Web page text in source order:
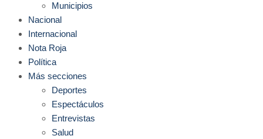
Municipios
Nacional
Internacional
Nota Roja
Política
Más secciones
Deportes
Espectáculos
Entrevistas
Salud